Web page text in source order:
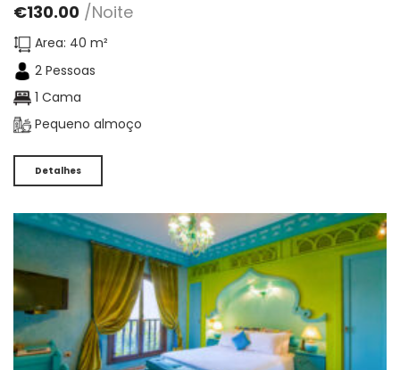
€130.00 /Noite
Area: 40 m²
2 Pessoas
1 Cama
Pequeno almoço
Detalhes